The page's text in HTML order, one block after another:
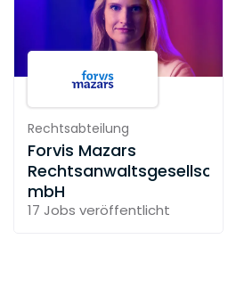
Rechtsabteilung
Forvis Mazars
Rechtsanwaltsgesellschaft
mbH
17 Jobs veröffentlicht